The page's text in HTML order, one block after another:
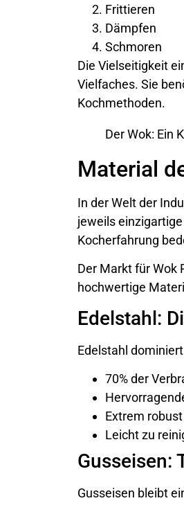
Frittieren
Dämpfen
Schmoren
Die Vielseitigkeit
Vielfaches. Sie
Kochmethoden.
Der Wok: Ein
Material
In der Welt der
jeweils
Kocherfahrung
Der Markt für Wok
hochwertige
Edelstahl:
Edelstahl
70% der
Extrem
Leicht zu
Gusseisen:
Gusseisen bleibt